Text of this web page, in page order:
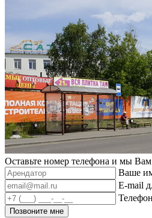
Оставьте номер телефона и мы
Ваше
E-mail
Позвоните мне